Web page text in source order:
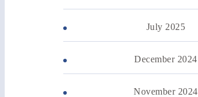
July 2025
December 2024
November 2024